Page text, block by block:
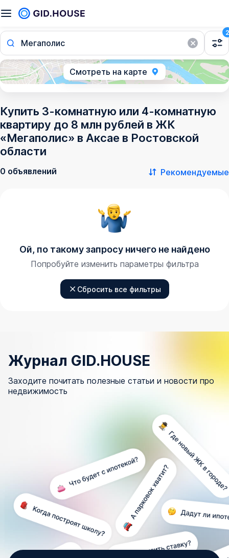
Мегаполис
2
Смотреть на карте
Купить 3-комнатную или 4-комнатную
квартиру до 8 млн рублей в ЖК
«Мегаполис» в Аксае в Ростовской
области
0 объявлений Рекомендуемые
Ой, по такому запросу ничего не найдено
Попробуйте изменить параметры фильтра
Сбросить все фильтры
Журнал GID.HOUSE
Заходите почитать полезные статьи и новости про
недвижимость